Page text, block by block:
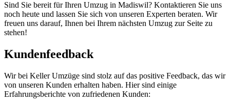
Sind Sie bereit für Ihren Umzug in Madiswil? Kontaktieren Sie uns
noch heute und lassen Sie sich von unseren Experten beraten. Wir
freuen uns darauf, Ihnen bei Ihrem nächsten Umzug zur Seite zu
stehen!
Kundenfeedback
Wir bei Keller Umzüge sind stolz auf das positive Feedback, das wir
von unseren Kunden erhalten haben. Hier sind einige
Erfahrungsberichte von zufriedenen Kunden: